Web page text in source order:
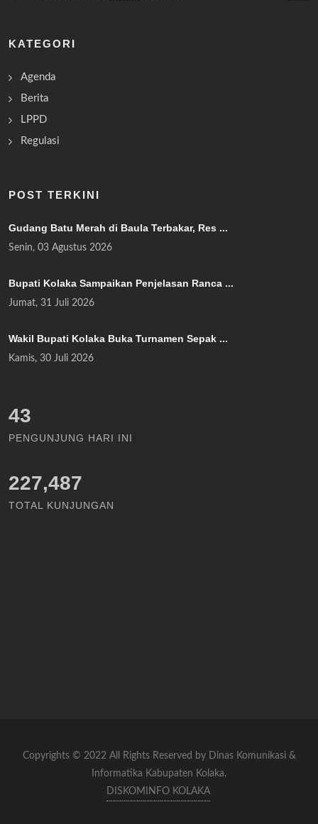
KATEGORI
Agenda
Berita
LPPD
Regulasi
POST TERKINI
Gudang Batu Merah di Baula Terbakar, Res ...
Senin, 03 Agustus 2026
Bupati Kolaka Sampaikan Penjelasan Ranca ...
Jumat, 31 Juli 2026
Wakil Bupati Kolaka Buka Turnamen Sepak ...
Kamis, 30 Juli 2026
49
PENGUNJUNG HARI INI
227,487
TOTAL KUNJUNGAN
Copyrights © 2022 All Rights Reserved by Dinas Komunikasi &
Informatika Kabupaten Kolaka.
DISKOMINFO KOLAKA